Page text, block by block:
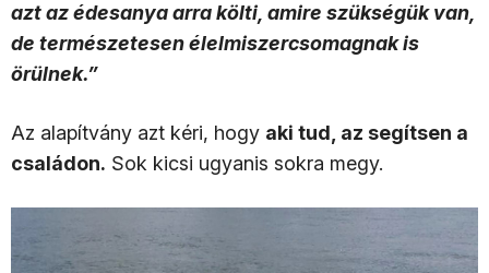
azt az édesanya arra költi, amire szükségük van,
de természetesen élelmiszercsomagnak is
örülnek.”
Az alapítvány azt kéri, hogy aki tud, az segítsen a
családon. Sok kicsi ugyanis sokra megy.